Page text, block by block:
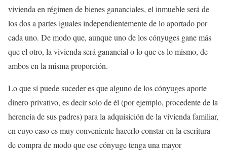
vivienda en régimen de bienes gananciales, el inmueble será de
los dos a partes iguales independientemente de lo aportado por
cada uno. De modo que, aunque uno de los cónyuges gane más
que el otro, la vivienda será ganancial o lo que es lo mismo, de
ambos en la misma proporción.
Lo que sí puede suceder es que alguno de los cónyuges aporte
dinero privativo, es decir solo de él (por ejemplo, procedente de la
herencia de sus padres) para la adquisición de la vivienda familiar,
en cuyo caso es muy conveniente hacerlo constar en la escritura
de compra de modo que ese cónyuge tenga una mayor